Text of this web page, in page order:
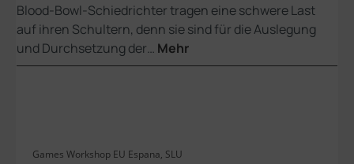
Blood-Bowl-Schiedrichter tragen eine schwere Last
auf ihren Schultern, denn sie sind für die Auslegung
und Durchsetzung der… Mehr
Games Workshop EU Espana, SLU